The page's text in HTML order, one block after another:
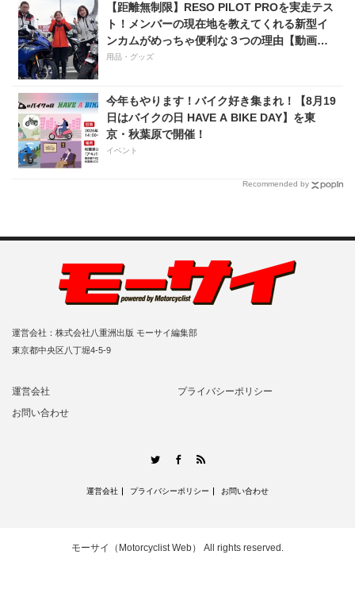
【距離無制限】RESO PILOT PROを実走テス
ト！メンバーの現在地を教えてくれる新型イ
ンカムがめっちゃ便利な３つの理由【動画付
き】
用品・グッズ
今年もやります！バイク好き集まれ！【8月19
日はバイクの日 HAVE A BIKE DAY】を東
京・秋葉原で開催！
イベント
Recommended by
運営会社：株式会社八重洲出版 モーサイ編集部
東京都中央区八丁堀4-5-9
運営会社
プライバシーポリシー
お問い合わせ
TwitterFacebook
運営会社 プライバシーポリシー お問い合わせ
モーサイ（Motorcyclist Web） All rights reserved.